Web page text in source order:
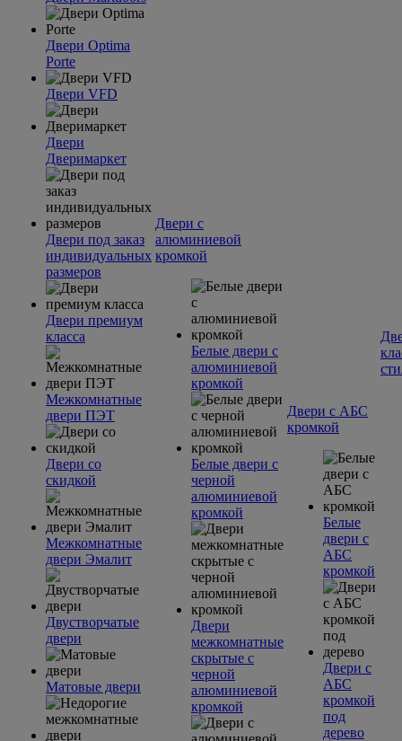
Двери Optima
Porte
Двери VFD
Двери
Дверимаркет
Двери под заказ
индивидуальных
размеров
Двери премиум
класса
Межкомнатные
двери ПЭТ
Двери со
скидкой
Межкомнатные
двери Эмалит
Двустворчатые
двери
Матовые двери
Двери с
алюминиевой
кромкой
Белые двери с
алюминиевой
кромкой
Белые двери с
черной
алюминиевой
кромкой
Двери
межкомнатные
скрытые с
черной
алюминиевой
кромкой
Двери с АБС
кромкой
Белые
двери с
АБС
кромкой
Двери с
АБС
кромкой
под
дерево